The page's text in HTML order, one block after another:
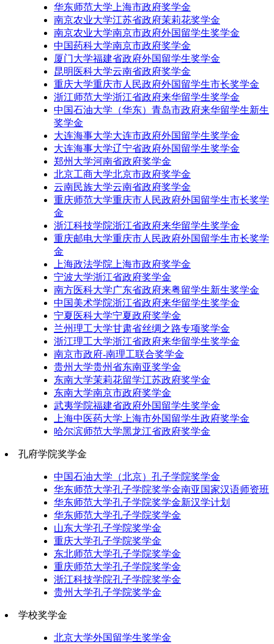
华东师范大学上海市政府奖学金
南京农业大学江苏省政府茉莉花奖学金
南京农业大学南京市政府外国留学生奖学金
中国药科大学南京市政府奖学金
厦门大学福建省政府外国留学生奖学金
昆明医科大学云南省政府奖学金
重庆大学重庆市人民政府外国留学生市长奖学金
浙江师范大学浙江省政府来华留学生奖学金
中国石油大学（华东）青岛市政府来华留学生新生
奖学金
大连海事大学大连市政府外国留学生奖学金
大连海事大学辽宁省政府外国留学生奖学金
郑州大学河南省政府奖学金
北京工商大学北京市政府奖学金
云南民族大学云南省政府奖学金
重庆师范大学重庆市人民政府外国留学生市长奖学
金
浙江科技学院浙江省政府来华留学生奖学金
重庆邮电大学重庆市人民政府外国留学生市长奖学
金
上海政法学院上海市政府奖学金
宁波大学浙江省政府奖学金
南方医科大学广东省政府来粤留学生新生奖学金
中国美术学院浙江省政府来华留学生奖学金
宁夏医科大学宁夏政府奖学金
兰州理工大学甘肃省丝绸之路专项奖学金
浙江理工大学浙江省政府来华留学生奖学金
南京市政府-南理工联合奖学金
贵州大学贵州省东南亚奖学金
东南大学茉莉花留学江苏政府奖学金
东南大学南京市政府奖学金
武夷学院福建省政府外国留学生奖学金
上海中医药大学上海市外国留学生政府奖学金
哈尔滨师范大学黑龙江省政府奖学金
孔府学院奖学金
中国石油大学（北京）孔子学院奖学金
华东师范大学孔子学院奖学金南亚国家汉语师资班
华东师范大学孔子学院奖学金新汉学计划
华东师范大学孔子学院奖学金
山东大学孔子学院奖学金
重庆大学孔子学院奖学金
东北师范大学孔子学院奖学金
重庆师范大学孔子学院奖学金
浙江科技学院孔子学院奖学金
贵州大学孔子学院奖学金
学校奖学金
北京大学外国留学生奖学金